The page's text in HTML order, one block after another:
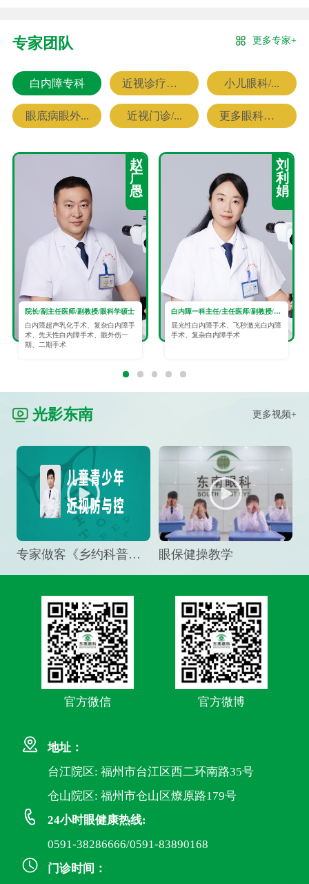
专家团队 更多专家+
白内障专科 近视诊疗专科 小儿眼科/...
眼底病眼外... 近视门诊/... 更多眼科专家
赵
广
愚
院长/副主任医师/副教授/眼科学硕士
白内障超声乳化手术、复杂白内障手
术、先天性白内障手术、眼外伤一
期、二期手术
刘
利
娟
白内障一科主任/主任医师/副教授/眼科学硕士
屈光性白内障手术、飞秒激光白内障
手术、复杂白内障手术
光影东南 更多视频+
专家做客《乡约科普》栏目，预防孩子近视竟然这么“简单” 眼保健操教学
官方微信 官方微博
地址：
台江院区: 福州市台江区西二环南路35号
仓山院区: 福州市仓山区燎原路179号
24小时眼健康热线:
0591-38286666/0591-83890168
门诊时间：